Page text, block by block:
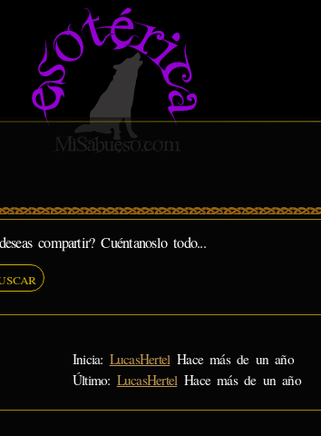
compartir? Cuéntanoslo todo...
Inicia: LucasHertel Hace más de un año
Último: LucasHertel Hace más de un año